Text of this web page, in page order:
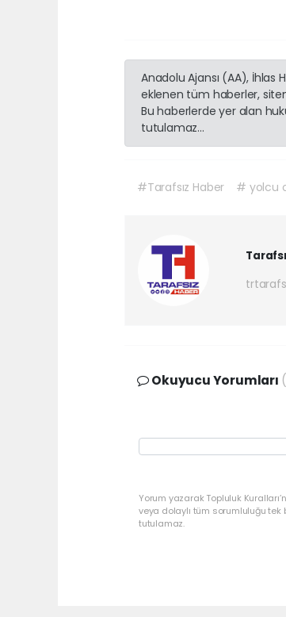
Anadolu Ajansı (AA), İhlas
eklenen tüm haberler,
Bu haberlerde yer alan
tutulamaz...
#Tarafsız Haber # yolcu
Okuyucu Yorumları
Yorum yazarak Topluluk
veya dolaylı tüm sorumluluğu tek
tutulamaz.